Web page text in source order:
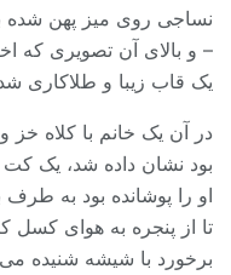
نساجی روی میز پهن شده
– و بالای آن تصویری که
یک قاب زیبا و طلاکاری
در آن یک خانم با کلاه
بود نشان داده شد، یک کت
او را پوشانده بود به
تا از پنجره به هوای کسل
برخورد با شیشه شنیده